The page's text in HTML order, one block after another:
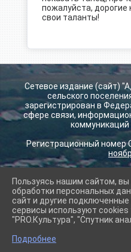
пожалуйста, дорогие
свои таланты!
Сетевое издание (сайт)
сельского
зарегистрирован в
сфере связи,
Регистрационный номер
2026 г. krilovskay.ru
Вход
Карта сайта
Политика обработки
Сделано на KubCMS
Пользуясь нашим сайтом,
обработки персональных
сайт и другие подключенные
сервисы используют cookies
"PRO.Культура", "Спутник
Подробнее